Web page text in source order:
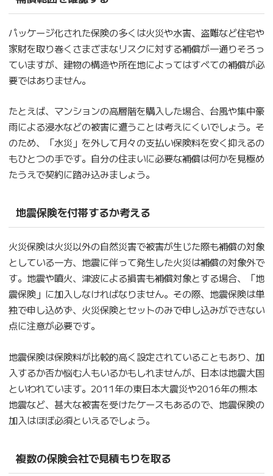
パッケージ化された保険の多くは火災や水害、盗難など住宅や
家財を取り巻くさまざまなリスクに対する補償が一通りそろっ
ていますが、建物の構造や所在地によってはすべての補償が必
要ではありません。
たとえば、マンションの高層階を購入した場合、台風や集中豪
雨による浸水などの被害に遭うことは考えにくいでしょう。そ
のため、「水災」を外して月々の支払い保険料を安く抑えるの
もひとつの手です。自分の住まいに必要な補償は何かを見極め
たうえで契約に踏み込みましょう。
地震保険を付帯するか考える
火災保険は火災以外の自然災害で被害が生じた際も補償の対象
としている一方、地震に伴って発生した火災は補償の対象外で
す。地震や噴火、津波による損害も補償対象とする場合、「地
震保険」に加入しなければなりません。その際、地震保険は単
独で申し込めず、火災保険とセットのみで申し込みができない
点に注意が必要です。
地震保険は保険料が比較的高く設定されていることもあり、加
入するか否か悩む人もいるかもしれませんが、日本は地震大国
といわれています。2011年の東日本大震災や2016年の熊本
地震など、甚大な被害を受けたケースもあるので、地震保険の
加入はほぼ必須といえるでしょう。
複数の保険会社で見積もりを取る